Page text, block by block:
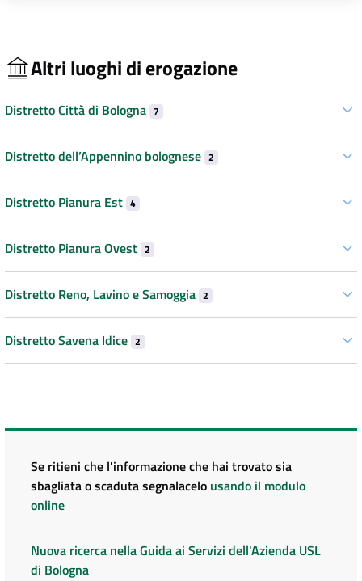
Altri luoghi di erogazione
Distretto Città di Bologna 7
Distretto dell’Appennino bolognese 2
Distretto Pianura Est 4
Distretto Pianura Ovest 2
Distretto Reno, Lavino e Samoggia 2
Distretto Savena Idice 2
Se ritieni che l'informazione che hai trovato sia
sbagliata o scaduta segnalacelo usando il modulo
online
Nuova ricerca nella Guida ai Servizi dell'Azienda USL
di Bologna